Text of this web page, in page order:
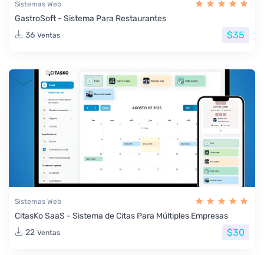
Sistemas Web
GastroSoft - Sistema Para Restaurantes
36 Ventas $35
Sistemas Web
CitasKo SaaS - Sistema de Citas Para Múltiples Empresas
22 Ventas $30